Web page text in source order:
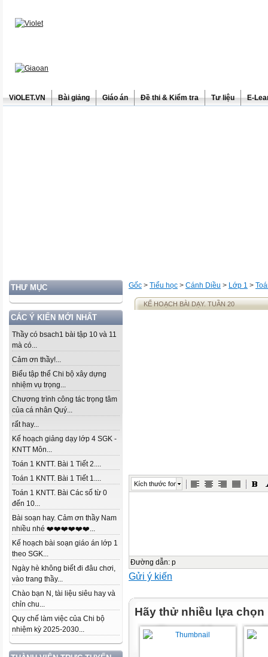
ViOLET.VN Bài giảng Giáo án Đề thi & Kiểm tra Tư liệu E-
THƯ MỤC
CÁC Ý KIẾN MỚI NHẤT
Thầy có bsach1 bài tập 10 và 11
mà có...
Cảm ơn thầy!...
Biểu tập thể Chi bộ xây dựng
nhiệm vụ trọng...
Chương trình công tác trọng tâm
của cá nhân Quý...
rất hay...
Kế hoạch giảng dạy lớp 4 SGK -
KNTT Môn...
Toán 1 KNTT. Bài 1 Tiết 2....
Toán 1 KNTT. Bài 1 Tiết 1....
Toán 1 KNTT. Bài Các số từ 0
đến 10...
Bài soạn hay. Cảm ơn thầy Nam
nhiều nhé ❤️❤️❤️❤️❤️❤️...
Kế hoạch bài soạn giáo án lớp 1
theo SGK...
Ngày hè không biết đi đâu chơi,
vào trang thầy...
Chào bạn N, tài liệu siêu hay và
chỉn chu...
Quy chế làm việc của Chi bộ
nhiệm kỳ 2025-2030...
Gốc > Tiểu học > Cánh Diều > Lớp 1 >
KẾ HOẠCH BÀI DẠY. TUẦN 20
Kích thước font
Đường dẫn: p
Gửi ý kiến
Hãy thử nhiều lựa chọn